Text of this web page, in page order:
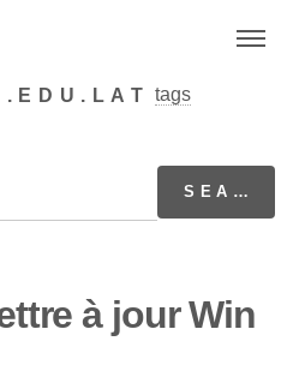
tags
à jour Win